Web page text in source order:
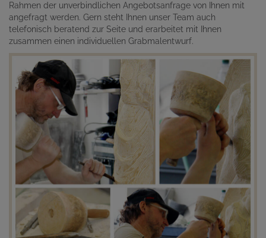
Rahmen der unverbindlichen Angebotsanfrage von Ihnen mit
angefragt werden. Gern steht Ihnen unser Team auch
telefonisch beratend zur Seite und erarbeitet mit Ihnen
zusammen einen individuellen Grabmalentwurf.